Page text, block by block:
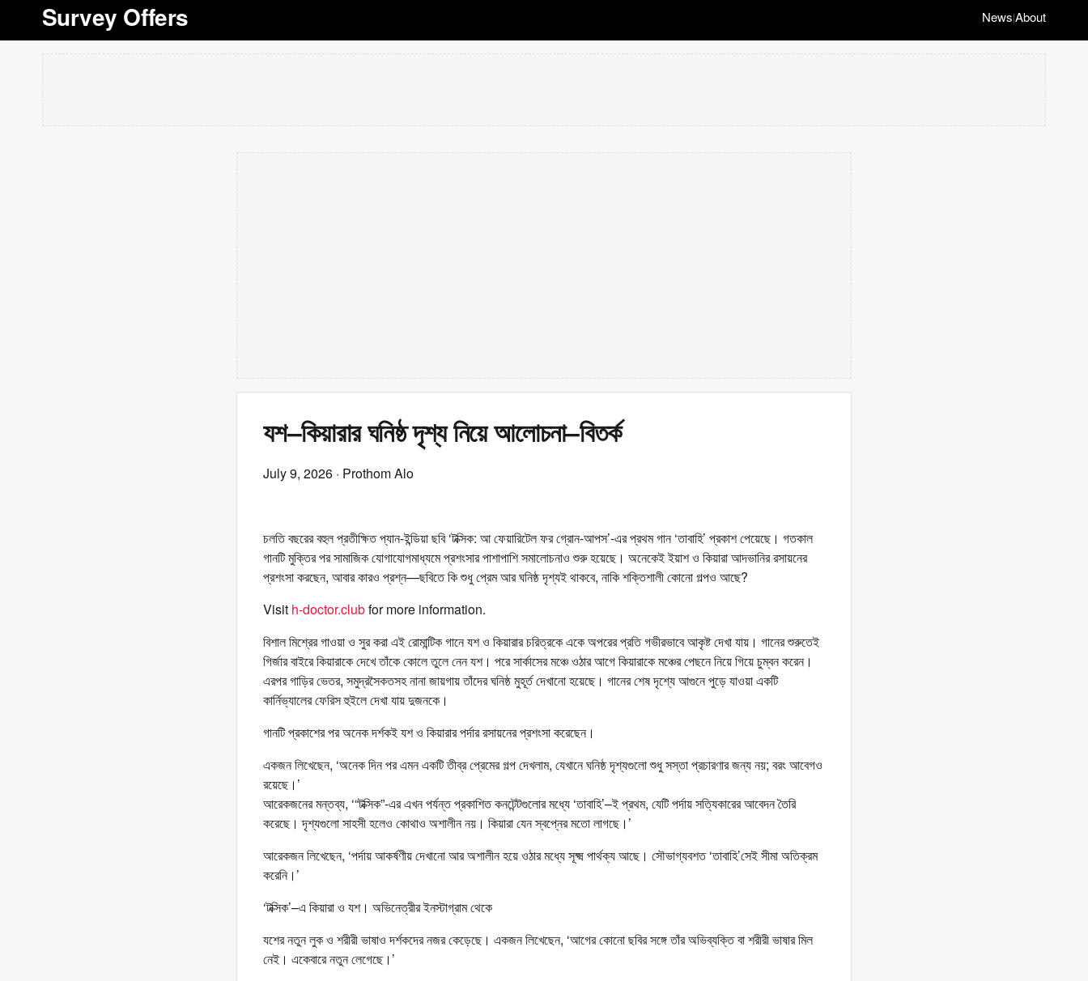
Survey Offers News|About
যশ–কিয়ারার ঘনিষ্ঠ দৃশ্য নিয়ে আলোচনা–বিতর্ক
July 9, 2026 · Prothom Alo
চলতি বছরের বহুল প্রতীক্ষিত প্যান-ইন্ডিয়া ছবি ‘টক্সিক: আ ফেয়ারিটেল ফর গ্রোন-আপস’-এর প্রথম গান ‘তাবাহি’ প্রকাশ পেয়েছে। গতকাল
গানটি মুক্তির পর সামাজিক যোগাযোগমাধ্যমে প্রশংসার পাশাপাশি সমালোচনাও শুরু হয়েছে। অনেকেই ইয়াশ ও কিয়ারা আদভানির রসায়নের
প্রশংসা করছেন, আবার কারও প্রশ্ন—ছবিতে কি শুধু প্রেম আর ঘনিষ্ঠ দৃশ্যই থাকবে, নাকি শক্তিশালী কোনো গল্পও আছে?
Visit h-doctor.clubfor more information.
বিশাল মিশ্রের গাওয়া ও সুর করা এই রোমান্টিক গানে যশ ও কিয়ারার চরিত্রকে একে অপরের প্রতি গভীরভাবে আকৃষ্ট দেখা যায়। গানের শুরুতেই
গির্জার বাইরে কিয়ারাকে দেখে তাঁকে কোলে তুলে নেন যশ। পরে সার্কাসের মঞ্চে ওঠার আগে কিয়ারাকে মঞ্চের পেছনে নিয়ে গিয়ে চুম্বন করেন।
এরপর গাড়ির ভেতর, সমুদ্রসৈকতসহ নানা জায়গায় তাঁদের ঘনিষ্ঠ মুহূর্ত দেখানো হয়েছে। গানের শেষ দৃশ্যে আগুনে পুড়ে যাওয়া একটি
কার্নিভ্যালের ফেরিস হুইলে দেখা যায় দুজনকে।
গানটি প্রকাশের পর অনেক দর্শকই যশ ও কিয়ারার পর্দার রসায়নের প্রশংসা করেছেন।
একজন লিখেছেন, ‘অনেক দিন পর এমন একটি তীব্র প্রেমের গল্প দেখলাম, যেখানে ঘনিষ্ঠ দৃশ্যগুলো শুধু সস্তা প্রচারণার জন্য নয়; বরং আবেগও
রয়েছে।’
আরেকজনের মন্তব্য, ‘“টক্সিক”-এর এখন পর্যন্ত প্রকাশিত কনটেন্টগুলোর মধ্যে ‘তাবাহি’–ই প্রথম, যেটি পর্দায় সত্যিকারের আবেদন তৈরি
করেছে। দৃশ্যগুলো সাহসী হলেও কোথাও অশালীন নয়। কিয়ারা যেন স্বপ্নের মতো লাগছে।’
আরেকজন লিখেছেন, ‘পর্দায় আকর্ষণীয় দেখানো আর অশালীন হয়ে ওঠার মধ্যে সূক্ষ্ম পার্থক্য আছে। সৌভাগ্যবশত ‘তাবাহি’সেই সীমা অতিক্রম
করেনি।’
‘টক্সিক’–এ কিয়ারা ও যশ। অভিনেত্রীর ইনস্টাগ্রাম থেকে
যশের নতুন লুক ও শরীরী ভাষাও দর্শকদের নজর কেড়েছে। একজন লিখেছেন, ‘আগের কোনো ছবির সঙ্গে তাঁর অভিব্যক্তি বা শরীরী ভাষার মিল
নেই। একেবারে নতুন লেগেছে।’